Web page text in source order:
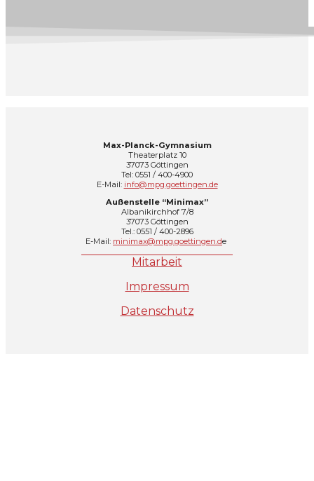
Max-Planck-Gymnasium
Theaterplatz 10
37073 Göttingen
Tel: 0551 / 400-4900
E-Mail: info@mpg.goettingen.de
Außenstelle “Minimax”
Albanikirchhof 7/8
37073 Göttingen
Tel.: 0551 / 400-2896
E-Mail: minimax@mpg.goettingen.de
Mitarbeit
Impressum
Datenschutz